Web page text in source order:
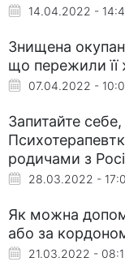
14.04.2022 -
Знищена
що пережили її
07.04.2022 -
Запитайте
родичами з
28.03.2022 -
Як можна
або за
21.03.2022 -